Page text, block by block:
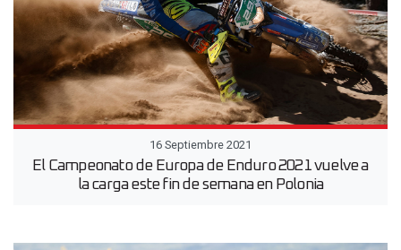
16 Septiembre 2021
El Campeonato de Europa de Enduro 2021 vuelve a
la carga este fin de semana en Polonia